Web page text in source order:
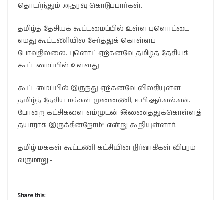
தொடர்ந்தும் ஆதரவு கொடுப்பார்கள்.
தமிழ்த் தேசியக் கூட்டமைப்பில் உள்ள புளொட்டை
எமது கூட்டணியில் சேர்த்துக் கொள்ளப்
போவதில்லை. புளொட் ஏற்கனவே தமிழ்த் தேசியக்
கூட்டமைப்பில் உள்ளது.
கூட்டமைப்பில் இருந்து ஏற்கனவே விலகியுள்ள
தமிழ்த் தேசிய மக்கள் முன்னணி, ஈ.பி.ஆர்.எல்.எவ்.
போன்ற கட்சிகளை எம்முடன் இணைத்துக்கொள்ளத்
தயாராக இருக்கின்றோம்” என்று கூறியுள்ளார்.
தமிழ் மக்கள் கூட்டணி கட்சியின் நிர்வாகிகள் விபரம்
வருமாறு:-
Share this: